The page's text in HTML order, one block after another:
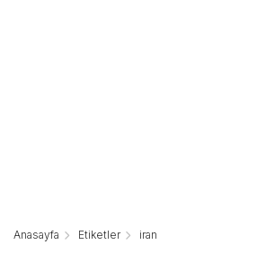
Anasayfa Etiketler iran